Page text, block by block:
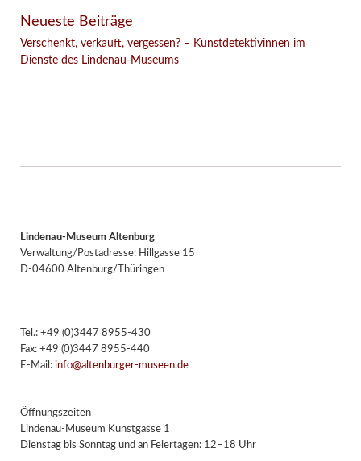
Neueste Beiträge
Verschenkt, verkauft, vergessen? – Kunstdetektivinnen im
Dienste des Lindenau-Museums
Lindenau-Museum Altenburg
Verwaltung/Postadresse: Hillgasse 15
D-04600 Altenburg/Thüringen
Tel.: +49 (0)3447 8955-430
Fax: +49 (0)3447 8955-440
E-Mail: info@altenburger-museen.de
Öffnungszeiten
Lindenau-Museum Kunstgasse 1
Dienstag bis Sonntag und an Feiertagen: 12–18 Uhr